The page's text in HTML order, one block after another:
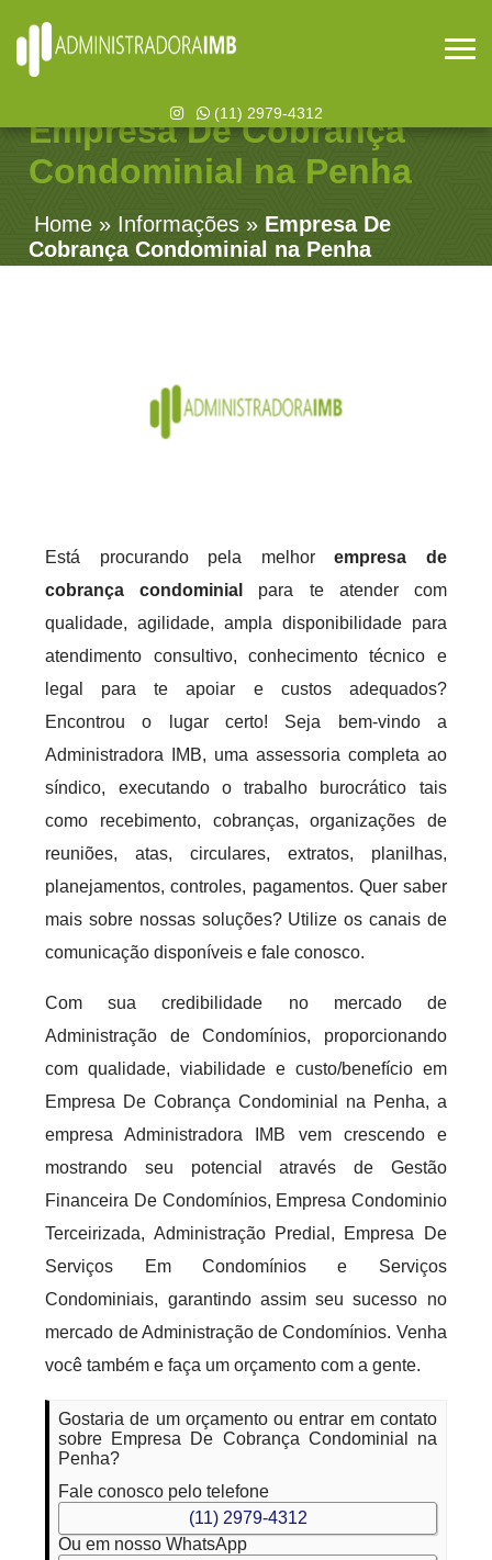
(11) 2979-4312
Empresa De Cobrança
Condominial na Penha
Home » Informações » Empresa De
Cobrança Condominial na Penha
Está procurando pela melhorempresa de
cobrança condominial
para te atender com
qualidade, agilidade, ampla disponibilidade para
atendimento consultivo, conhecimento técnico e
legal para te apoiar e custos adequados?
Encontrou o lugar certo! Seja bem-vindo a
Administradora IMB, uma assessoria completa ao
síndico, executando o trabalho burocrático tais
como recebimento, cobranças, organizações de
reuniões, atas, circulares, extratos, planilhas,
planejamentos, controles, pagamentos. Quer saber
mais sobre nossas soluções? Utilize os canais de
comunicação disponíveis e fale conosco.
Com sua credibilidade no mercado de
Administração de Condomínios, proporcionando
com qualidade, viabilidade e custo/benefício em
Empresa De Cobrança Condominial na Penha, a
empresa Administradora IMB vem crescendo e
mostrando seu potencial através de Gestão
Financeira De Condomínios, Empresa Condominio
Terceirizada, Administração Predial, Empresa De
Serviços Em Condomínios e Serviços
Condominiais, garantindo assim seu sucesso no
mercado de Administração de Condomínios. Venha
você também e faça um orçamento com a gente.
Gostaria de um orçamento ou entrar em contato
sobre Empresa De Cobrança Condominial na
Penha?
Fale conosco pelo telefone
(11) 2979-4312
Ou em nosso WhatsApp